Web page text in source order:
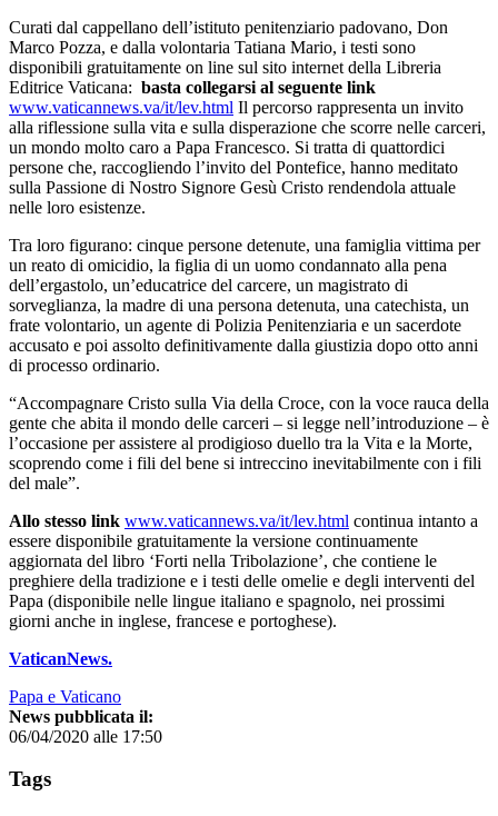
Curati dal cappellano dell’istituto penitenziario padovano, Don
Marco Pozza, e dalla volontaria Tatiana Mario, i testi sono
disponibili gratuitamente on line sul sito internet della Libreria
Editrice Vaticana: basta collegarsi al seguente link
www.vaticannews.va/it/lev.html Il percorso rappresenta un invito
alla riflessione sulla vita e sulla disperazione che scorre nelle carceri,
un mondo molto caro a Papa Francesco. Si tratta di quattordici
persone che, raccogliendo l’invito del Pontefice, hanno meditato
sulla Passione di Nostro Signore Gesù Cristo rendendola attuale
nelle loro esistenze.
Tra loro figurano: cinque persone detenute, una famiglia vittima per
un reato di omicidio, la figlia di un uomo condannato alla pena
dell’ergastolo, un’educatrice del carcere, un magistrato di
sorveglianza, la madre di una persona detenuta, una catechista, un
frate volontario, un agente di Polizia Penitenziaria e un sacerdote
accusato e poi assolto definitivamente dalla giustizia dopo otto anni
di processo ordinario.
“Accompagnare Cristo sulla Via della Croce, con la voce rauca della
gente che abita il mondo delle carceri – si legge nell’introduzione – è
l’occasione per assistere al prodigioso duello tra la Vita e la Morte,
scoprendo come i fili del bene si intreccino inevitabilmente con i fili
del male”.
Allo stesso link www.vaticannews.va/it/lev.html continua intanto a
essere disponibile gratuitamente la versione continuamente
aggiornata del libro ‘Forti nella Tribolazione’, che contiene le
preghiere della tradizione e i testi delle omelie e degli interventi del
Papa (disponibile nelle lingue italiano e spagnolo, nei prossimi
giorni anche in inglese, francese e portoghese).
VaticanNews.
Papa e Vaticano
News pubblicata il:
06/04/2020 alle 17:50
Tags